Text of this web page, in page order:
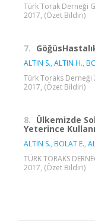
Türk Torak Derneği
2017, (Özet Bildiri)
7.
ALTIN S., ALTIN H.,
Türk Toraks Derneği
2017, (Özet Bildiri)
8. Ülkemizde
Yeterince
ALTIN S., BOLAT E.,
TÜRK TORAKS
2017, (Özet Bildiri)